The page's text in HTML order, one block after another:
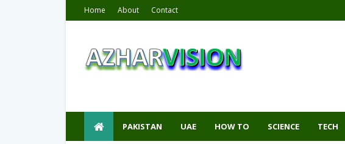
Home About Contact
PAKISTAN UAE HOW TO SCIENCE TECH